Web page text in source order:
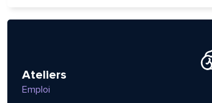
Ateliers
Emploi